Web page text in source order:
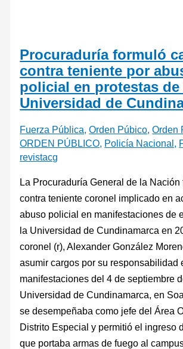
Procuraduría formuló
contra teniente por
policial en protestas de
Universidad de
Fuerza Pública,Orden Púbico,Orden
ORDEN PÚBLICO, Policía Nacional ,
revistacg
La Procuraduría General de la Nación
contra teniente coronel implicado en
abuso policial en manifestaciones de
la Universidad de Cundinamarca en
coronel (r), Alexander González
asumir cargos por su responsabilidad
manifestaciones del 4 de septiembre
Universidad de Cundinamarca, en
se desempeñaba como jefe del Área
Distrito Especial y permitió el ingreso
que portaba armas de fuego al